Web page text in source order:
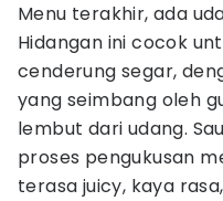
Menu terakhir, ada
Hidangan ini cocok
cenderung segar,
yang seimbang oleh
lembut dari udang.
proses pengukusan
terasa juicy, kaya